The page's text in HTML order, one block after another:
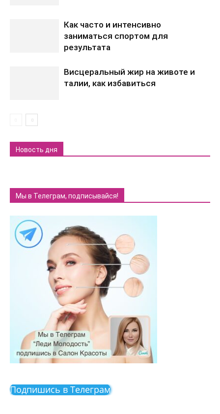
Как часто и интенсивно
заниматься спортом для
результата
Висцеральный жир на животе и
талии, как избавиться
Новость дня
Мы в Телеграм, подписывайся!
Подпишись в Телеграм